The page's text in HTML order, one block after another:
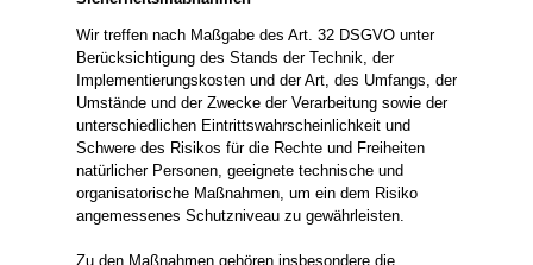
Wir treffen nach Maßgabe des Art. 32 DSGVO unter
Berücksichtigung des Stands der Technik, der
Implementierungskosten und der Art, des Umfangs, der
Umstände und der Zwecke der Verarbeitung sowie der
unterschiedlichen Eintrittswahrscheinlichkeit und
Schwere des Risikos für die Rechte und Freiheiten
natürlicher Personen, geeignete technische und
organisatorische Maßnahmen, um ein dem Risiko
angemessenes Schutzniveau zu gewährleisten.
Zu den Maßnahmen gehören insbesondere die